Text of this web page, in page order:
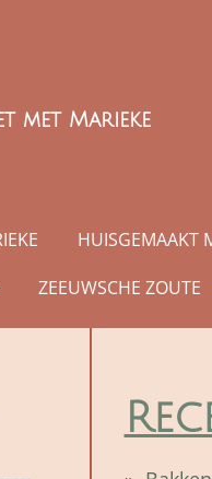
met Marieke
HUISGEMAAKT
ZEEUWSCHE ZOUTE